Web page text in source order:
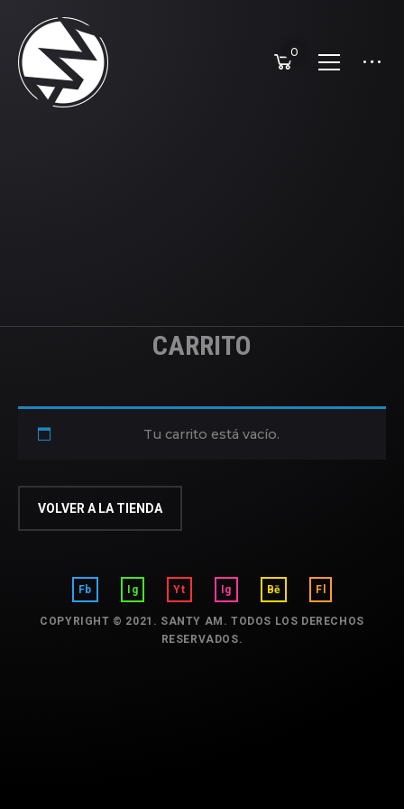
0
CARRITO
Tu carrito está vacío.
VOLVER A LA TIENDA
Fb Ig Yt Ig Bē Fl
COPYRIGHT © 2021. SANTY AM. TODOS LOS DERECHOS
RESERVADOS.